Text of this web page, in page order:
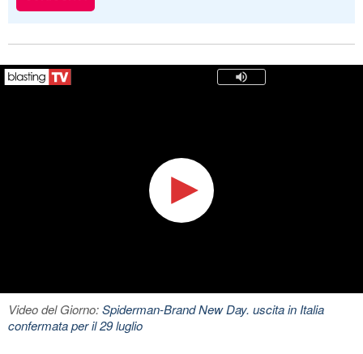
Video del Giorno:Spiderman-Brand New Day. uscita in Italia
confermata per il 29 luglio